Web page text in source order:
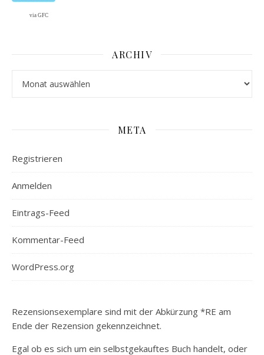
via GFC
ARCHIV
META
Registrieren
Anmelden
Eintrags-Feed
Kommentar-Feed
WordPress.org
Rezensionsexemplare sind mit der Abkürzung *RE am
Ende der Rezension gekennzeichnet.
Egal ob es sich um ein selbstgekauftes Buch handelt, oder